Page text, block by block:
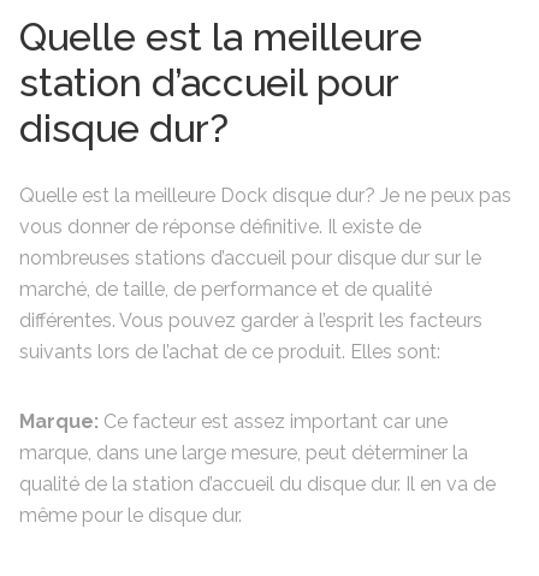
Quelle est la meilleure
station d’accueil pour
disque dur?
Quelle est la meilleure Dock disque dur? Je ne peux pas
vous donner de réponse définitive. Il existe de
nombreuses stations d’accueil pour disque dur sur le
marché, de taille, de performance et de qualité
différentes. Vous pouvez garder à l’esprit les facteurs
suivants lors de l’achat de ce produit. Elles sont:
Marque: Ce facteur est assez important car une
marque, dans une large mesure, peut déterminer la
qualité de la station d’accueil du disque dur. Il en va de
même pour le disque dur.